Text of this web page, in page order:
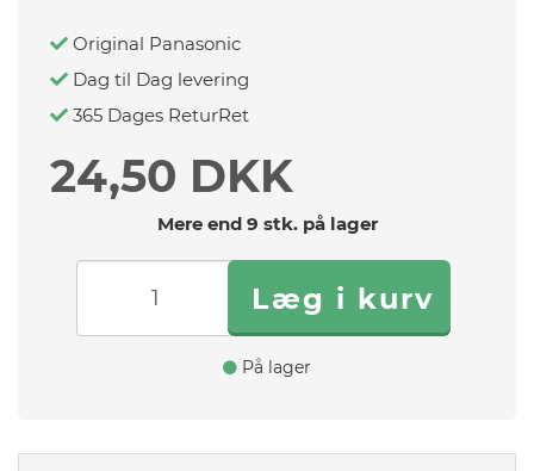
Original Panasonic
Dag til Dag levering
365 Dages ReturRet
24,50 DKK
Mere end 9 stk. på lager
På lager